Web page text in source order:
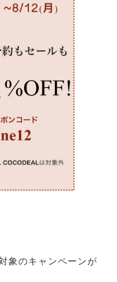
象のキャンペーンが